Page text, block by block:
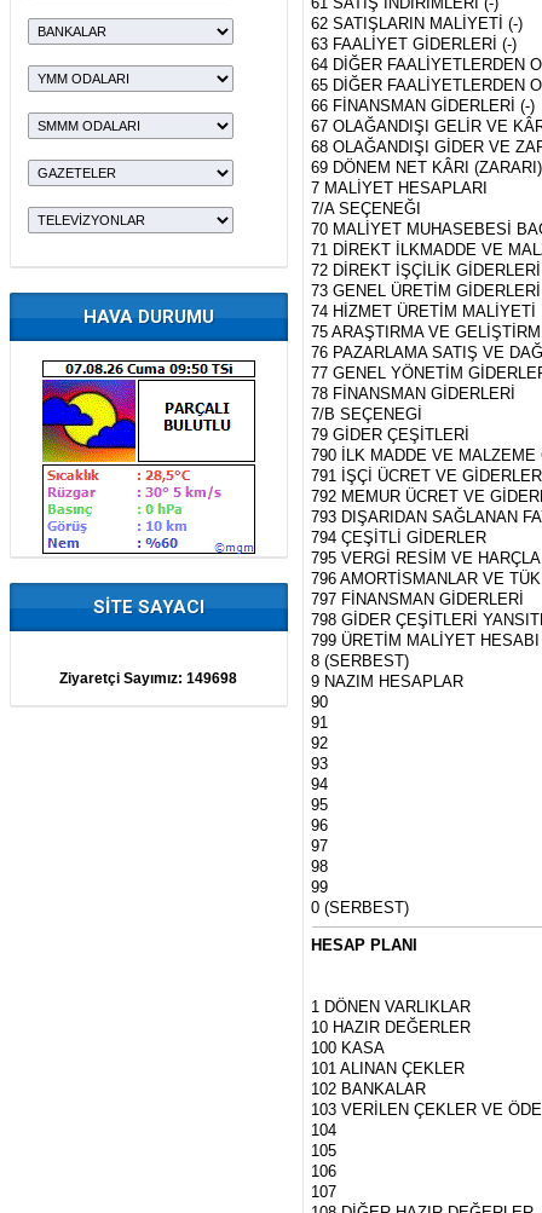
HAVA DURUMU
SİTE SAYACI
Ziyaretçi Sayımız:149698
62 SATIŞLARIN MALİYETİ (-)
63 FAALİYET GİDERLERİ (-)
64 DİĞER FAALİYETLERDEN
65 DİĞER FAALİYETLERDEN
66 FİNANSMAN GİDERLERİ (-)
67 OLAĞANDIŞI GELİR VE
68 OLAĞANDIŞI GİDER VE
69 DÖNEM NET KÂRI (ZARARI)
7 MALİYET HESAPLARI
7/A SEÇENEĞI
70 MALİYET MUHASEBESİ
71 DİREKT İLKMADDE VE
72 DİREKT İŞÇİLİK GİDERLERİ
73 GENEL ÜRETİM GİDERLERİ
74 HİZMET ÜRETİM MALİYETİ
75 ARAŞTIRMA VE
76 PAZARLAMA SATIŞ VE
77 GENEL YÖNETİM
78 FİNANSMAN GİDERLERİ
7/B SEÇENEGİ
79 GİDER ÇEŞİTLERİ
790 İLK MADDE VE MALZEME
791 İŞÇİ ÜCRET VE
792 MEMUR ÜCRET VE
793 DIŞARIDAN SAĞLANAN
794 ÇEŞİTLİ GİDERLER
795 VERGİ RESİM VE
796 AMORTİSMANLAR VE
797 FİNANSMAN GİDERLERİ
798 GİDER ÇEŞİTLERİ
799 ÜRETİM MALİYET HESABI
8 (SERBEST)
9 NAZIM HESAPLAR
90
91
92
93
94
95
96
97
98
99
0 (SERBEST)
HESAP PLANI
1 DÖNEN VARLIKLAR
10 HAZIR DEĞERLER
100 KASA
101 ALINAN ÇEKLER
102 BANKALAR
103 VERİLEN ÇEKLER VE
104
105
106
107